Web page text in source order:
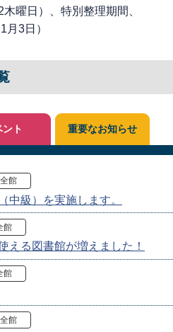
曜日）、特別整理期間、
3日）
全館
中級）を実施します。
館
える図書館が増えました！
館
全館
ント 重要なお知らせ